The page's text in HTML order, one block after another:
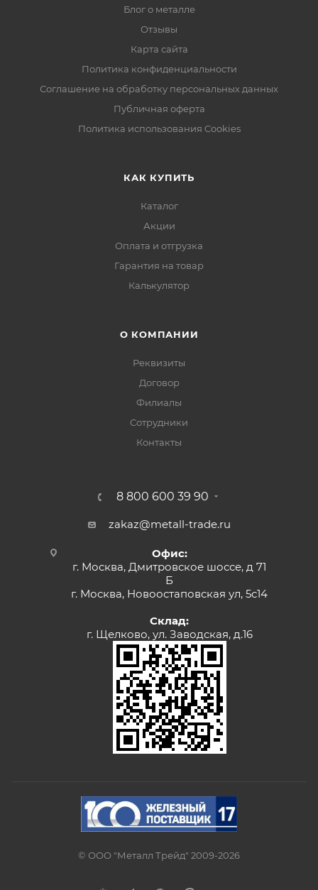
Блог о металле
Отзывы
Карта сайта
Политика конфиденциальности
Соглашение на обработку персональных данных
Публичная оферта
Политика использования Cookies
КАК КУПИТЬ
Каталог
Акции
Оплата и отгрузка
Гарантия на товар
Калькулятор
О КОМПАНИИ
Реквизиты
Договор
Филиалы
Сотрудники
Контакты
8 800 600 39 90
zakaz@metall-trade.ru
Офис:
г. Москва, Дмитровское шоссе, д 71
Б
г. Москва, Новоостаповская ул, 5с14
Склад:
г. Щелково, ул. Заводская, д.16
© ООО "Металл Трейд" 2009-2026